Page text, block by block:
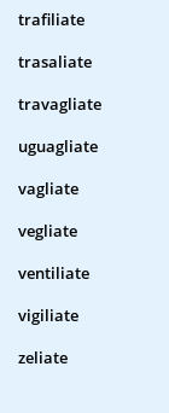
trafiliate
trasaliate
travagliate
uguagliate
vagliate
vegliate
ventiliate
vigiliate
zeliate